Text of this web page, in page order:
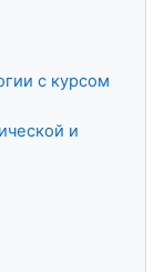
с курсом
и